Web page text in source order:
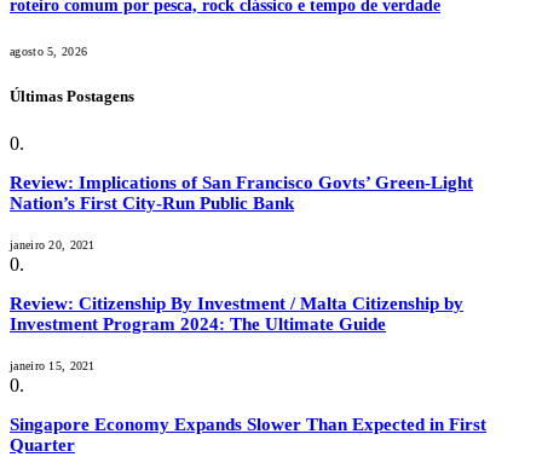
roteiro comum por pesca, rock clássico e tempo de verdade
agosto 5, 2026
Últimas Postagens
Review: Implications of San Francisco Govts’ Green-Light
Nation’s First City-Run Public Bank
janeiro 20, 2021
Review: Citizenship By Investment / Malta Citizenship by
Investment Program 2024: The Ultimate Guide
janeiro 15, 2021
Singapore Economy Expands Slower Than Expected in First
Quarter